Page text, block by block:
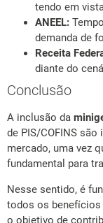
tendo em
ANEEL:
demanda de
Receita
diante do
Conclusão
A inclusão da
de PIS/COFINS
mercado, uma vez
fundamental para
Nesse sentido, é
todos os
o objetivo de